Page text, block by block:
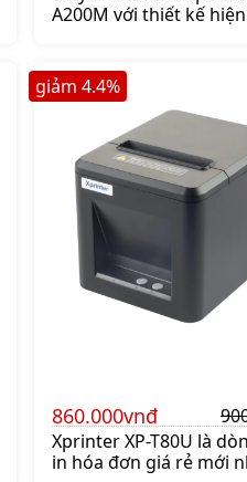
A200M với thiết kế
lên ngay shoppos.vn để
ưu đãi.
860.000vnđ
Xprinter XP-T80U là
in hóa đơn giá rẻ mới
giảm 4.4%